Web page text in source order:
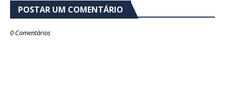
POSTAR UM COMENTÁRIO
0 Comentários